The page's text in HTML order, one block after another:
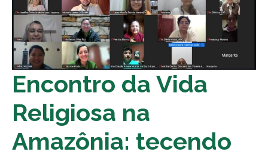
Encontro da Vida
Religiosa na
Amazônia: tecendo